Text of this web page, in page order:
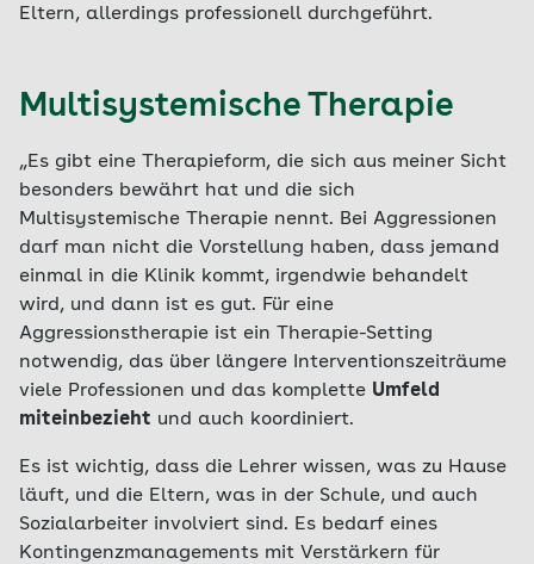
Eltern, allerdings professionell durchgeführt.
Multisystemische Therapie
„Es gibt eine Therapieform, die sich aus meiner Sicht
besonders bewährt hat und die sich
Multisystemische Therapie nennt. Bei Aggressionen
darf man nicht die Vorstellung haben, dass jemand
einmal in die Klinik kommt, irgendwie behandelt
wird, und dann ist es gut. Für eine
Aggressionstherapie ist ein Therapie-Setting
notwendig, das über längere Interventionszeiträume
viele Professionen und das komplette Umfeld
miteinbezieht und auch koordiniert.
Es ist wichtig, dass die Lehrer wissen, was zu Hause
läuft, und die Eltern, was in der Schule, und auch
Sozialarbeiter involviert sind. Es bedarf eines
Kontingenzmanagements mit Verstärkern für